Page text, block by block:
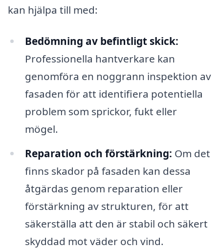
kan hjälpa till med:
Bedömning av befintligt skick:
Professionella hantverkare kan
genomföra en noggrann inspektion av
fasaden för att identifiera potentiella
problem som sprickor, fukt eller
mögel.
Reparation och förstärkning: Om det
finns skador på fasaden kan dessa
åtgärdas genom reparation eller
förstärkning av strukturen, för att
säkerställa att den är stabil och säkert
skyddad mot väder och vind.